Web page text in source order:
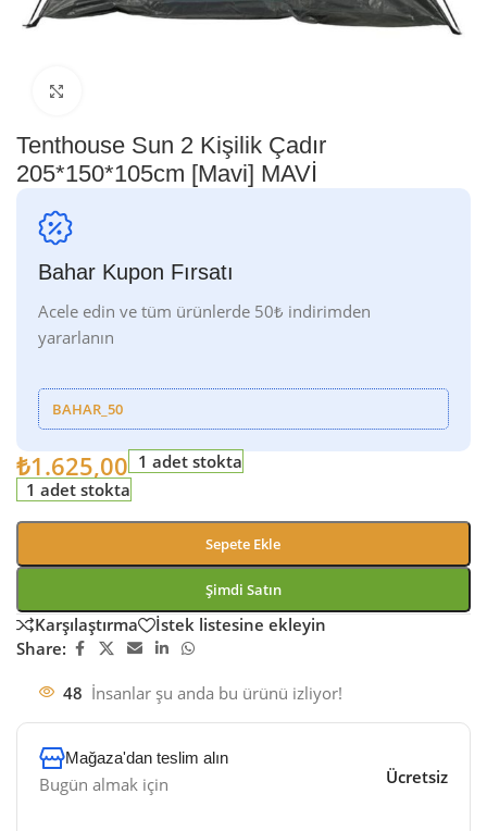
Tenthouse Sun 2 Kişilik Çadır
205*150*105cm [Mavi] MAVİ
Bahar Kupon Fırsatı
Acele edin ve tüm ürünlerde 50₺ indirimden
yararlanın
BAHAR_50
₺1.625,00 1 adet stokta
1 adet stokta
Sepete Ekle
Şimdi Satın
Karşılaştırma
İstek listesine ekleyin
Share:
48 İnsanlar şu anda bu ürünü izliyor!
Mağaza'dan teslim alın
Bugün almak için Ücretsiz